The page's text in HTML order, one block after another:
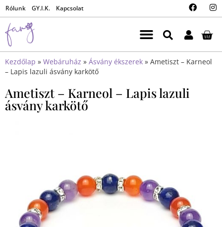
Rólunk GY.I.K. Kapcsolat
Kezdőlap » Webáruház » Ásvány ékszerek » Ametiszt – Karneol
– Lapis lazuli ásvány karkötő
Ametiszt – Karneol – Lapis lazuli
ásvány karkötő